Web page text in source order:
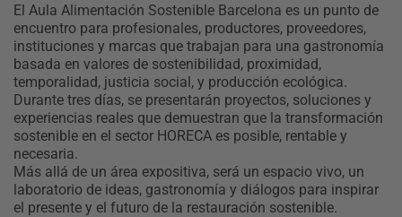
El Aula Alimentación Sostenible Barcelona es un punto de
encuentro para profesionales, productores, proveedores,
instituciones y marcas que trabajan para una gastronomía
basada en valores de sostenibilidad, proximidad,
temporalidad, justicia social, y producción ecológica.
Durante tres días, se presentarán proyectos, soluciones y
experiencias reales que demuestran que la transformación
sostenible en el sector HORECA es posible, rentable y
necesaria.
Más allá de un área expositiva, será un espacio vivo, un
laboratorio de ideas, gastronomía y diálogos para inspirar
el presente y el futuro de la restauración sostenible.